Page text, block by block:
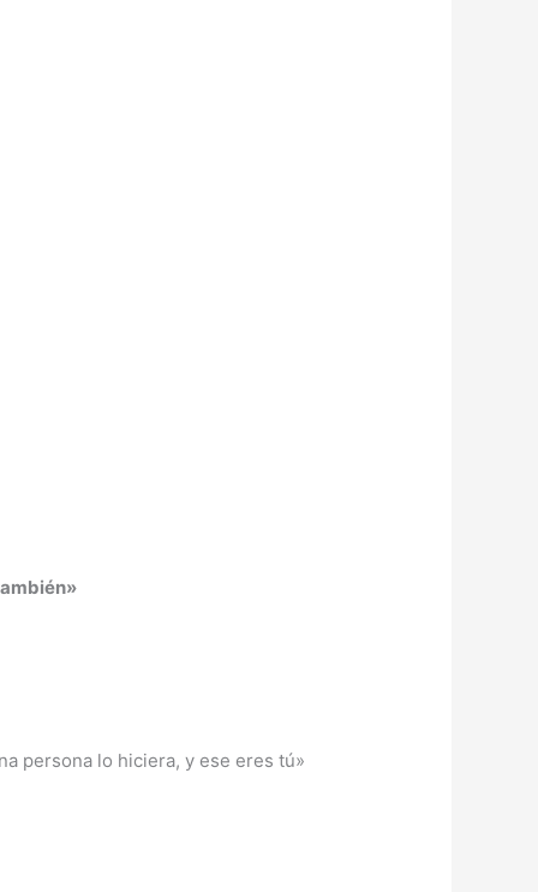
persona lo hiciera, y ese eres tú»